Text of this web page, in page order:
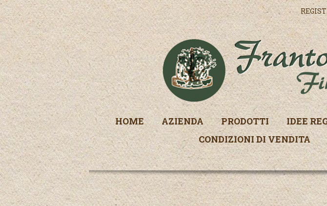
HOME AZIENDA PRODOTTI IDEE
CONDIZIONI DI VENDITA